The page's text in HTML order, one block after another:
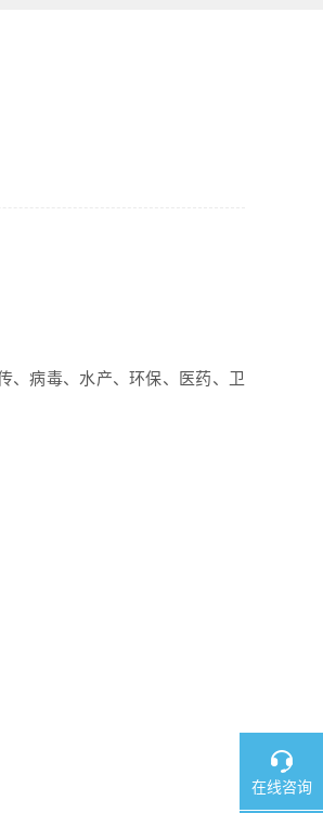
、病毒、水产、环保、医药、卫
在线咨询